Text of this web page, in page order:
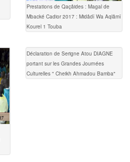
Prestations de Qaçâides : Magal de
Mbacké Cadior 2017 : Midâdî Wa Aqlâmî
Kourel 1 Touba
Déclaration de Serigne Atou DIAGNE
portant sur les Grandes Journées
Culturelles " Cheikh Ahmadou Bamba"